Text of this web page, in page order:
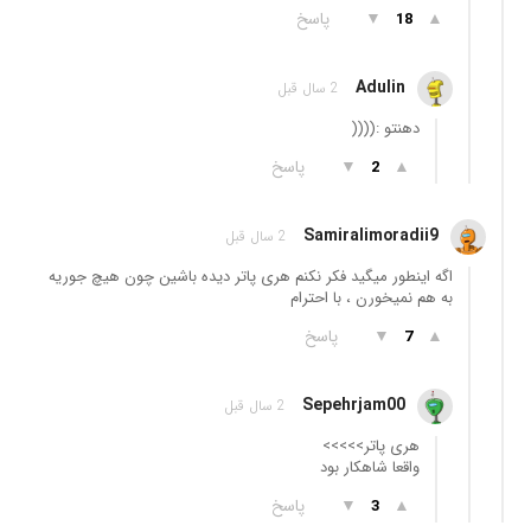
▲
18
▼ پاسخ
Adulin 2 سال قبل
دهنتو :((((
▲
2
▼ پاسخ
Samiralimoradii9 2 سال قبل
اگه اینطور میگید فکر نکنم هری پاتر دیده باشین چون هیچ جوریه
به هم نمیخورن ، با احترام
▲
7
▼ پاسخ
Sepehrjam00 2 سال قبل
هری پاتر>>>>>
واقعا شاهکار بود
▲
3
▼ پاسخ